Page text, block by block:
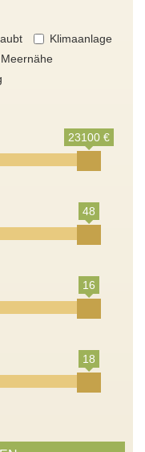
Klimaanlage
23100 €
48
16
18